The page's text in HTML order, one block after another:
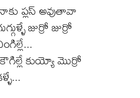
ప్లస్ అవుతావా
జుర్రో జుర్రో
కౌగిల్లే కుయ్యో మొర్రో